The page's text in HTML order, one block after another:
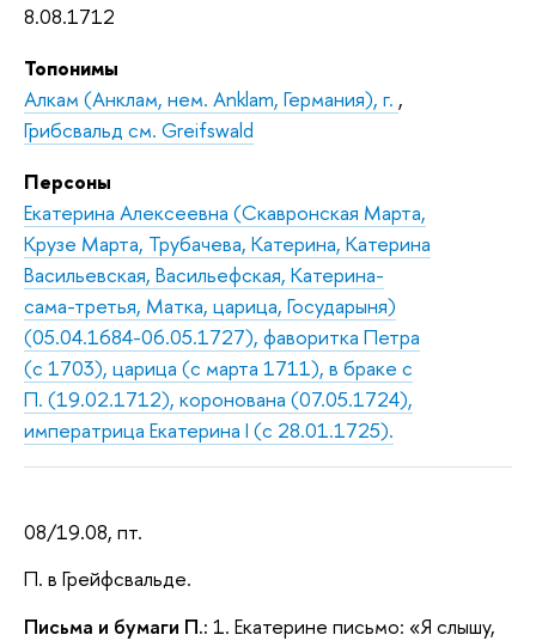
8.08.1712
Топонимы
Алкам (Анклам, нем. Anklam, Германия), г. ,
Грибсвальд см. Greifswald
Персоны
Екатерина Алексеевна (Скавронская Марта,
Крузе Марта, Трубачева, Катерина, Катерина
Васильевская, Васильефская, Катерина-
сама-третья, Матка, царица, Государыня)
(05.04.1684-06.05.1727), фаворитка Петра
(с 1703), царица (с марта 1711), в браке с
П. (19.02.1712), коронована (07.05.1724),
императрица Екатерина I (с 28.01.1725).
08/19.08, пт.
П. в Грейфсвальде.
Письма и бумаги П.: 1. Екатерине письмо: «Я слышу,